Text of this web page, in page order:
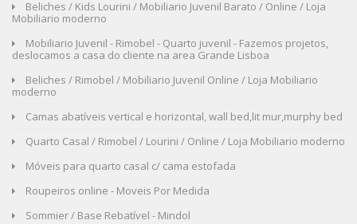
Beliches / Kids Lourini / Mobiliario Juvenil Barato / Online / Loja
Mobiliario moderno
Mobiliario Juvenil - Rimobel - Quarto juvenil - Fazemos projetos,
deslocamos a casa do cliente na area Grande Lisboa
Beliches / Rimobel / Mobiliario Juvenil Online / Loja Mobiliario
moderno
Camas abatíveis vertical e horizontal, wall bed,lit mur,murphy bed
Quarto Casal / Rimobel / Lourini / Online / Loja Mobiliario moderno
Móveis para quarto casal c/ cama estofada
Roupeiros online - Moveis Por Medida
Sommier / Base Rebatível - Mindol